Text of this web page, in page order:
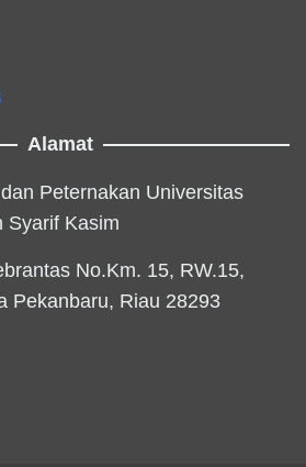
Alamat
Peternakan Universitas
Syarif Kasim
No.Km. 15, RW.15,
Pekanbaru, Riau 28293